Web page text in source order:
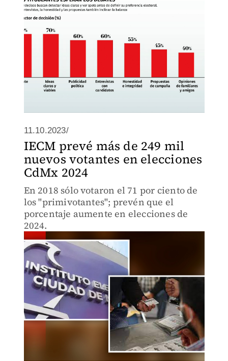
11.10.2023/
IECM prevé más de 249 mil
nuevos votantes en elecciones
CdMx 2024
En 2018 sólo votaron el 71 por ciento de
los "primivotantes"; prevén que el
porcentaje aumente en elecciones de
2024.